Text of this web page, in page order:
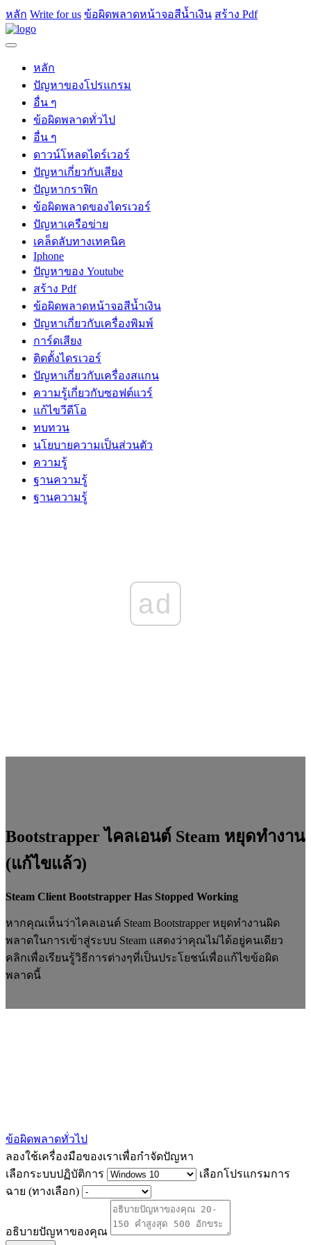
หลัก Write for us ข้อผิดพลาดหน้าจอสีน้ำเงิน สร้าง Pdf
หลัก
ปัญหาของโปรแกรม
อื่น ๆ
ข้อผิดพลาดทั่วไป
อื่น ๆ
ดาวน์โหลดไดร์เวอร์
ปัญหาเกี่ยวกับเสียง
ปัญหากราฟิก
ข้อผิดพลาดของไดรเวอร์
ปัญหาเครือข่าย
เคล็ดลับทางเทคนิค
Iphone
ปัญหาของ Youtube
สร้าง Pdf
ข้อผิดพลาดหน้าจอสีน้ำเงิน
ปัญหาเกี่ยวกับเครื่องพิมพ์
การ์ดเสียง
ติดตั้งไดรเวอร์
ปัญหาเกี่ยวกับเครื่องสแกน
ความรู้เกี่ยวกับซอฟต์แวร์
แก้ไขวีดีโอ
ทบทวน
นโยบายความเป็นส่วนตัว
ความรู้
ฐานความรู้
ฐานความรู้
ad
Bootstrapper ไคลเอนต์ Steam หยุดทำงาน
(แก้ไขแล้ว)
Steam Client Bootstrapper Has Stopped Working
หากคุณเห็นว่าไคลเอนต์ Steam Bootstrapper หยุดทำงานผิด
พลาดในการเข้าสู่ระบบ Steam แสดงว่าคุณไม่ได้อยู่คนเดียว
คลิกเพื่อเรียนรู้วิธีการต่างๆที่เป็นประโยชน์เพื่อแก้ไขข้อผิด
พลาดนี้
ข้อผิดพลาดทั่วไป
ลองใช้เครื่องมือของเราเพื่อกำจัดปัญหา
เลือกระบบปฏิบัติการ
เลือกโปรแกรมการ
ฉาย (ทางเลือก)
อธิบายปัญหาของคุณ